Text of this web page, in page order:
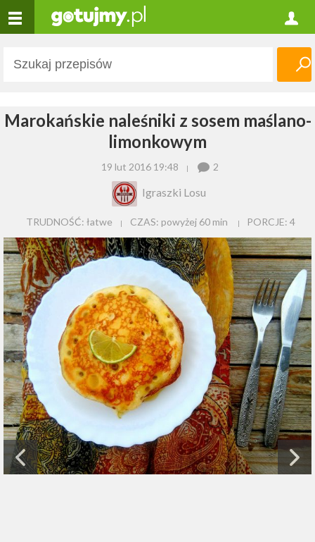
Marokańskie naleśniki z sosem maślano-
limonkowym
19 lut 2016 19:48 2
Igraszki Losu
TRUDNOŚĆ: łatwe CZAS: powyżej 60 min PORCJE:4